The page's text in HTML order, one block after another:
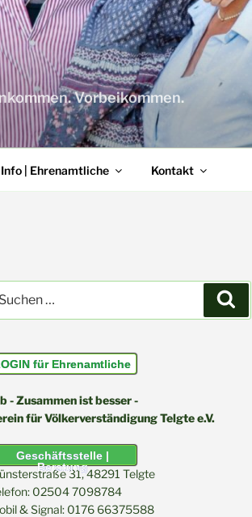
Vorbeikommen.
Info | Ehrenamtliche Kontakt
für Ehrenamtliche
- Zusammen ist besser -
für Völkerverständigung Telgte e.V.
Geschäftsstelle |
Beratung31, 48291 Telgte
02504 7098784
& Signal: 0176 66375588